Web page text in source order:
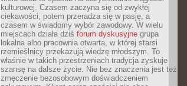
kulturowej. Czasem zaczyna się od zwykłej
ciekawości, potem przeradza się w pasję, a
czasem w świadomy wybór zawodowy. W wielu
miejscach działa dziś forum dyskusyjne grupa
lokalna albo pracownia otwarta, w której starsi
rzemieślnicy przekazują wiedzę młodszym. To
właśnie w takich przestrzeniach tradycja zyskuje
szansę na dalsze życie. Nie bez znaczenia jest też
zmęczenie bezosobowym doświadczeniem